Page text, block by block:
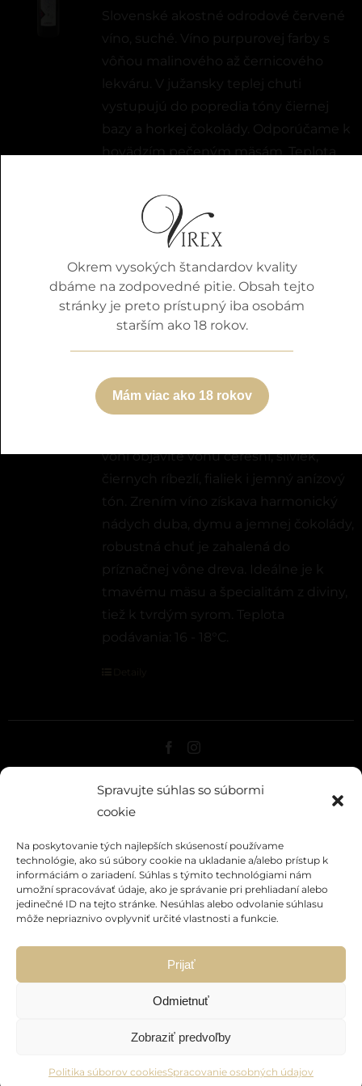
Spravujte súhlas so súbormi
cookie
Na poskytovanie tých najlepších skúseností používame
technológie, ako sú súbory cookie na ukladanie a/alebo prístup k
informáciám o zariadení. Súhlas s týmito technológiami nám
umožní spracovávať údaje, ako je správanie pri prehliadaní alebo
jedinečné ID na tejto stránke. Nesúhlas alebo odvolanie súhlasu
môže nepriaznivo ovplyvniť určité vlastnosti a funkcie.
Prijať
Odmietnuť
Zobraziť predvoľby
Politika súborov cookiesSpracovanie osobných údajov
Slovenské akostné odrodové červené
víno, suché. Víno purpurovej farby s
vôňou malinového až černicového
lekváru. V južansky teplej chuti
vystupujú do popredia tóny čiernej
bazy a horkej čokolády. Odporúčame k
hovädzím pečeným mäsám, Teplota
Detaily
Cabernet Sauvignon
Slovenské akostné odrodové červené
víno, suché. Víno je rubínovočervenej
vôni objavíte vôňu čerešní, sliviek,
čiernych ríbezlí, fialiek i jemný anízový
tón. Zrením víno získava harmonický
nádych duba, dymu a jemnej čokolády,
robustná chuť je zahalená do
príznačnej vône dreva. Ideálne je k
tmavému mäsu a špecialitám z diviny,
tiež k tvrdým syrom. Teplota
podávania: 16 - 18°C.
O NÁS
KONTAKT
VIRTUÁLNY SHOWROOM
PODMIENKY
SPRACOVANIE OSOBNÝCH ÚDAJOV
POLITIKA SÚBOROV COOKIES
Táto stránka je chránená systémom reCAPTCHA a uplatňujú
Pravidlá ochrany osobných údajov
VŠETKY PRÁVA VYHRADENÉ VIREX S.R.O.
Okrem vysokých štandardov kvality
dbáme na zodpovedné pitie. Obsah tejto
stránky je preto prístupný iba osobám
starším ako 18 rokov.
Mám viac ako 18 rokov